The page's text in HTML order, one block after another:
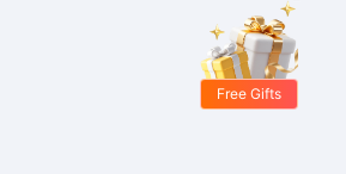
Free Gifts